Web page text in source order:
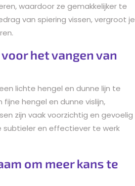
waardoor ze gemakkelijker te
van spiering vissen, vergroot je
het vangen van
lichte hengel en dunne lijn te
hengel en dunne vislijn,
zijn vaak voorzichtig en gevoelig
subtieler en effectiever te werk
om meer kans te